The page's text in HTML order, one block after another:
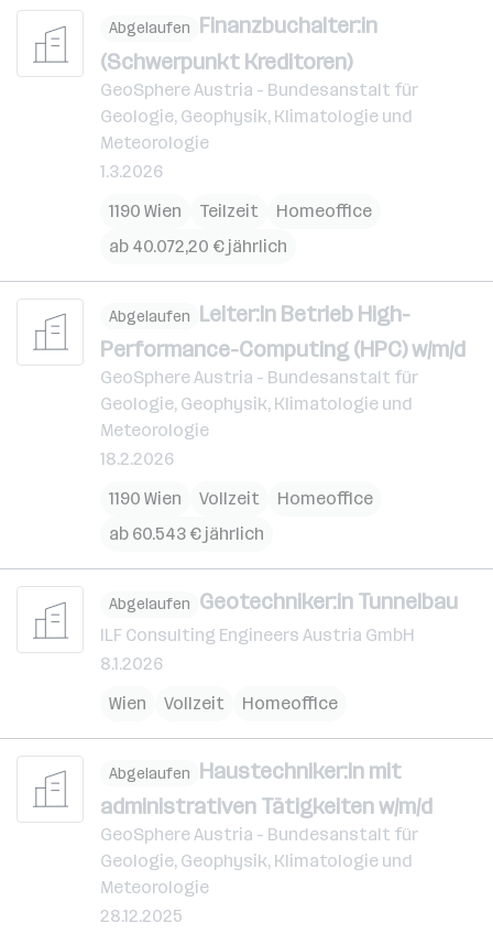
Abgelaufen Finanzbuchalter:in
(Schwerpunkt Kreditoren)
GeoSphere Austria - Bundesanstalt für
Geologie, Geophysik, Klimatologie und
Meteorologie
1.3.2026
1190 Wien
Teilzeit
Homeoffice
ab 40.072,20 € jährlich
Abgelaufen Leiter:in Betrieb High-
Performance-Computing (HPC) w/m/d
GeoSphere Austria - Bundesanstalt für
Geologie, Geophysik, Klimatologie und
Meteorologie
18.2.2026
1190 Wien
Vollzeit
Homeoffice
ab 60.543 € jährlich
Abgelaufen Geotechniker:in Tunnelbau
ILF Consulting Engineers Austria GmbH
8.1.2026
Wien
Vollzeit Homeoffice
Abgelaufen Haustechniker:in mit
administrativen Tätigkeiten w/m/d
GeoSphere Austria - Bundesanstalt für
Geologie, Geophysik, Klimatologie und
Meteorologie
28.12.2025